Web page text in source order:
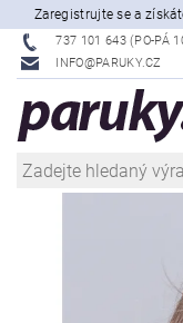
Zaregistrujte se a
737 101 643 (PO-PÁ
INFO@PARUKY.CZ